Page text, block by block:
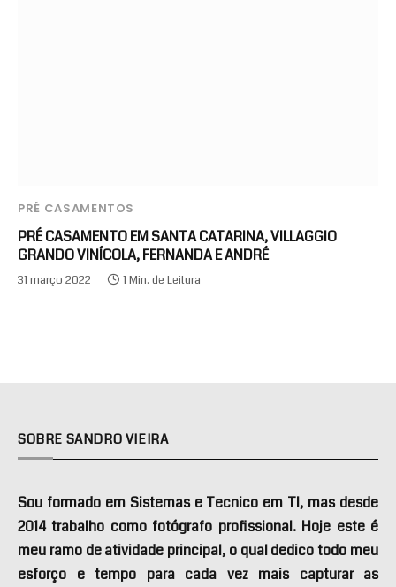
PRÉ CASAMENTOS
PRÉ CASAMENTO EM SANTA CATARINA, VILLAGGIO
GRANDO VINÍCOLA, FERNANDA E ANDRÉ
31 março 2022 1 Min. de Leitura
SOBRE SANDRO VIEIRA
Sou formado em Sistemas e Tecnico em TI, mas desde
2014 trabalho como fotógrafo profissional. Hoje este é
meu ramo de atividade principal, o qual dedico todo meu
esforço e tempo para cada vez mais capturar as